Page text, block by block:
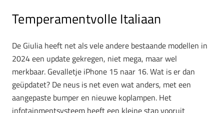
Temperamentvolle Italiaan
De Giulia heeft net als vele andere bestaande modellen in
2024 een update gekregen, niet mega, maar wel
merkbaar. Gevalletje iPhone 15 naar 16. Wat is er dan
geüpdatet? De neus is net even wat anders, met een
aangepaste bumper en nieuwe koplampen. Het